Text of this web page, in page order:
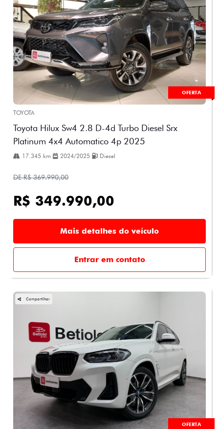
OFERTA
TOYOTA
Toyota Hilux Sw4 2.8 D-4d Turbo Diesel Srx
Platinum 4x4 Automatico 4p 2025
17.345 km 2024/2025 Diesel
DE R$ 369.990,00
R$ 349.990,00
Mais detalhes do veículo
Entrar em contato
OFERTA
Compartilhar